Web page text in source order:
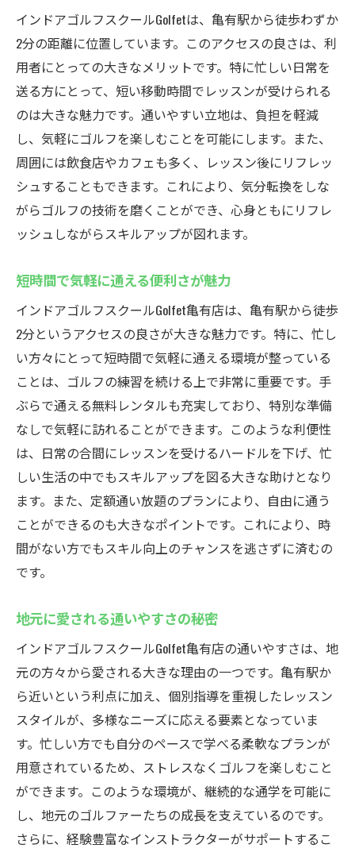
インドアゴルフスクールGolfetは、亀有駅から徒歩わずか
2分の距離に位置しています。このアクセスの良さは、利
用者にとっての大きなメリットです。特に忙しい日常を
送る方にとって、短い移動時間でレッスンが受けられる
のは大きな魅力です。通いやすい立地は、負担を軽減
し、気軽にゴルフを楽しむことを可能にします。また、
周囲には飲食店やカフェも多く、レッスン後にリフレッ
シュすることもできます。これにより、気分転換をしな
がらゴルフの技術を磨くことができ、心身ともにリフレ
ッシュしながらスキルアップが図れます。
短時間で気軽に通える便利さが魅力
インドアゴルフスクールGolfet亀有店は、亀有駅から徒歩
2分というアクセスの良さが大きな魅力です。特に、忙し
い方々にとって短時間で気軽に通える環境が整っている
ことは、ゴルフの練習を続ける上で非常に重要です。手
ぶらで通える無料レンタルも充実しており、特別な準備
なしで気軽に訪れることができます。このような利便性
は、日常の合間にレッスンを受けるハードルを下げ、忙
しい生活の中でもスキルアップを図る大きな助けとなり
ます。また、定額通い放題のプランにより、自由に通う
ことができるのも大きなポイントです。これにより、時
間がない方でもスキル向上のチャンスを逃さずに済むの
です。
地元に愛される通いやすさの秘密
インドアゴルフスクールGolfet亀有店の通いやすさは、地
元の方々から愛される大きな理由の一つです。亀有駅か
ら近いという利点に加え、個別指導を重視したレッスン
スタイルが、多様なニーズに応える要素となっていま
す。忙しい方でも自分のペースで学べる柔軟なプランが
用意されているため、ストレスなくゴルフを楽しむこと
ができます。このような環境が、継続的な通学を可能に
し、地元のゴルファーたちの成長を支えているのです。
さらに、経験豊富なインストラクターがサポートするこ